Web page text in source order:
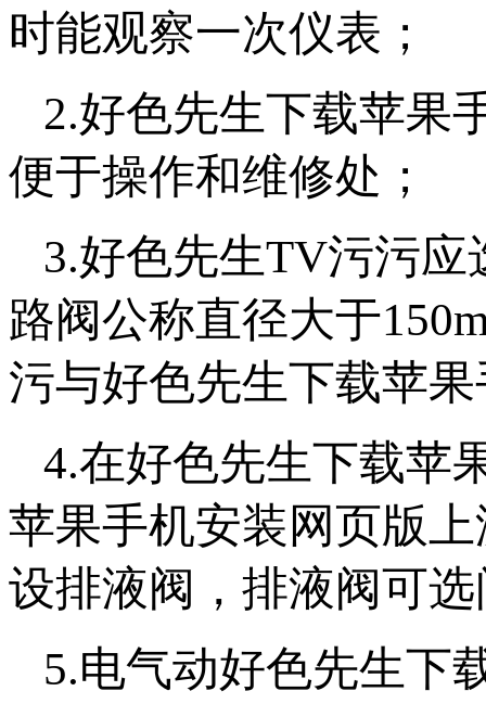
时能观察一次仪表；
2.好色先生下载苹果
便于操作和维修处；
3.好色先生TV污污应
路阀公称直径大于
污与好色先生下载苹果
4.在好色先生下载苹
苹果手机安装网页版
设排液阀，排液阀可选
5.电气动好色先生下